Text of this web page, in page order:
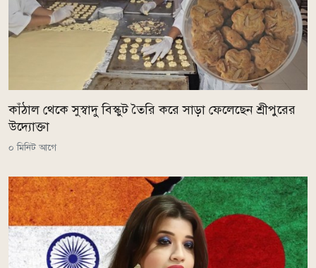
কাঁঠাল থেকে সুস্বাদু বিস্কুট তৈরি করে সাড়া ফেলেছেন শ্রীপুরের
উদ্যোক্তা
০ মিনিট আগে